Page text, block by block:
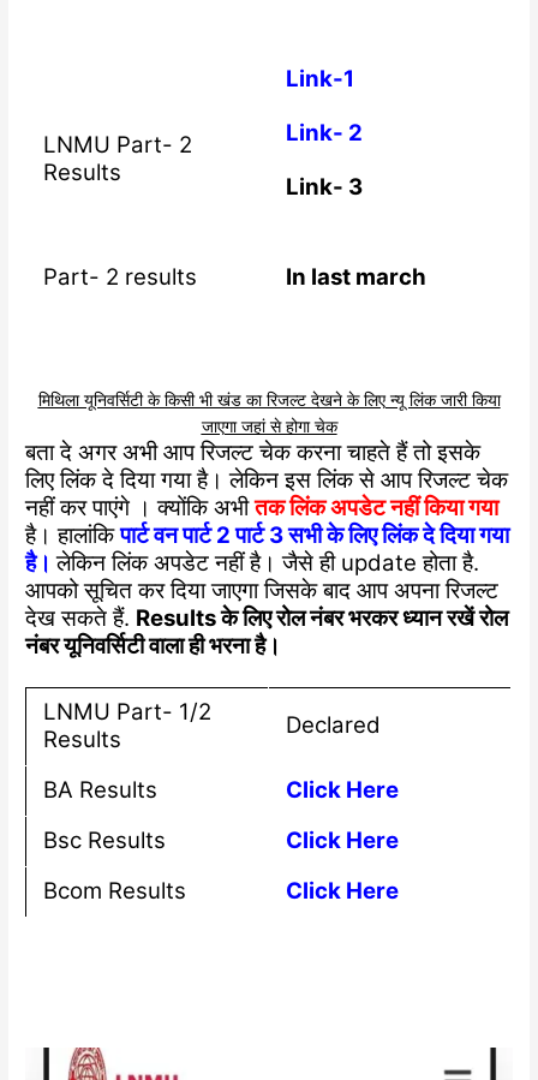
LNMU Part- 2
Results
Link-1
Link- 2
Link- 3
Part- 2 results In last march
मिथिला यूनिवर्सिटी के किसी भी खंड का रिजल्ट देखने के लिए न्यू लिंक जारी किया
जाएगा जहां से होगा चेक
बता दे अगर अभी आप रिजल्ट चेक करना चाहते हैं तो इसके
लिए लिंक दे दिया गया है। लेकिन इस लिंक से आप रिजल्ट चेक
नहीं कर पाएंगे । क्योंकि अभीतक लिंक अपडेट नहीं किया गया
है। हालांकिपार्ट वन पार्ट 2 पार्ट 3 सभी के लिए लिंक दे दिया गया
है।लेकिन लिंक अपडेट नहीं है। जैसे ही update होता है.
आपको सूचित कर दिया जाएगा जिसके बाद आप अपना रिजल्ट
देख सकते हैं. Results के लिए रोल नंबर भरकर ध्यान रखें रोल
नंबर यूनिवर्सिटी वाला ही भरना है।
LNMU Part- 1/2
Results
Declared
BA Results
Click Here
Bsc Results
Click Here
Bcom Results
Click Here